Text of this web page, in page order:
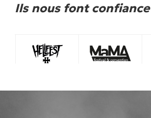
Ils nous font confiance